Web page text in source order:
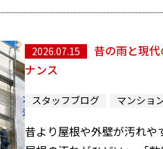
2026.07.15
昔の雨と現
ナンス
スタッフブログ マンショ
昔より屋根や外壁が汚れ